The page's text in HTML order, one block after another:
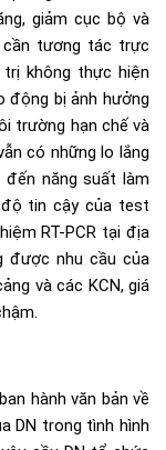
giảm cục bộ và
cần tương tác trực
không thực hiện
động bị ảnh hưởng
trường hạn chế và
có những lo lắng
năng suất làm
tin cậy của test
RT-PCR tại địa
được nhu cầu của
và các KCN, giá
hành văn bản về
DN trong tình hình